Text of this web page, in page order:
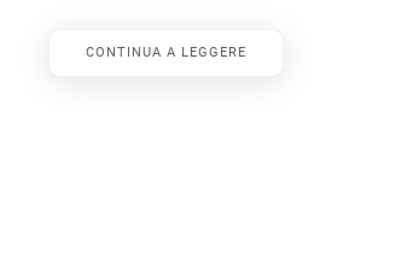
CONTINUA A LEGGERE